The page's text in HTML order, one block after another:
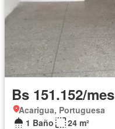
Bs 151.152/mes
Acarigua, Portuguesa
1 Baño
24 m²